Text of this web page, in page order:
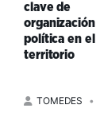
clave de
organización
política en el
territorio
TOMEDES